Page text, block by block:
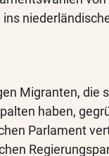
Migranten, die
haben,
Parlament